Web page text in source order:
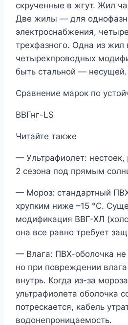
скрученные в жгут. Жил
Две жилы — для
электроснабжения,
трехфазного. Одна из жил
четырехпроводных
быть стальной — несущей.
Сравнение марок по
ВВГнг-LS
Читайте также
— Ультрафиолет: нестоек,
2 сезона под прямым
— Мороз: стандартный
хрупким ниже –15 °C.
модификация ВВГ-ХЛ
она все равно требует
— Влага: ПВХ-оболочка не
но при повреждении
внутрь. Когда из-за
ультрафиолета оболочка
потрескается, кабель
водонепроницаемость.